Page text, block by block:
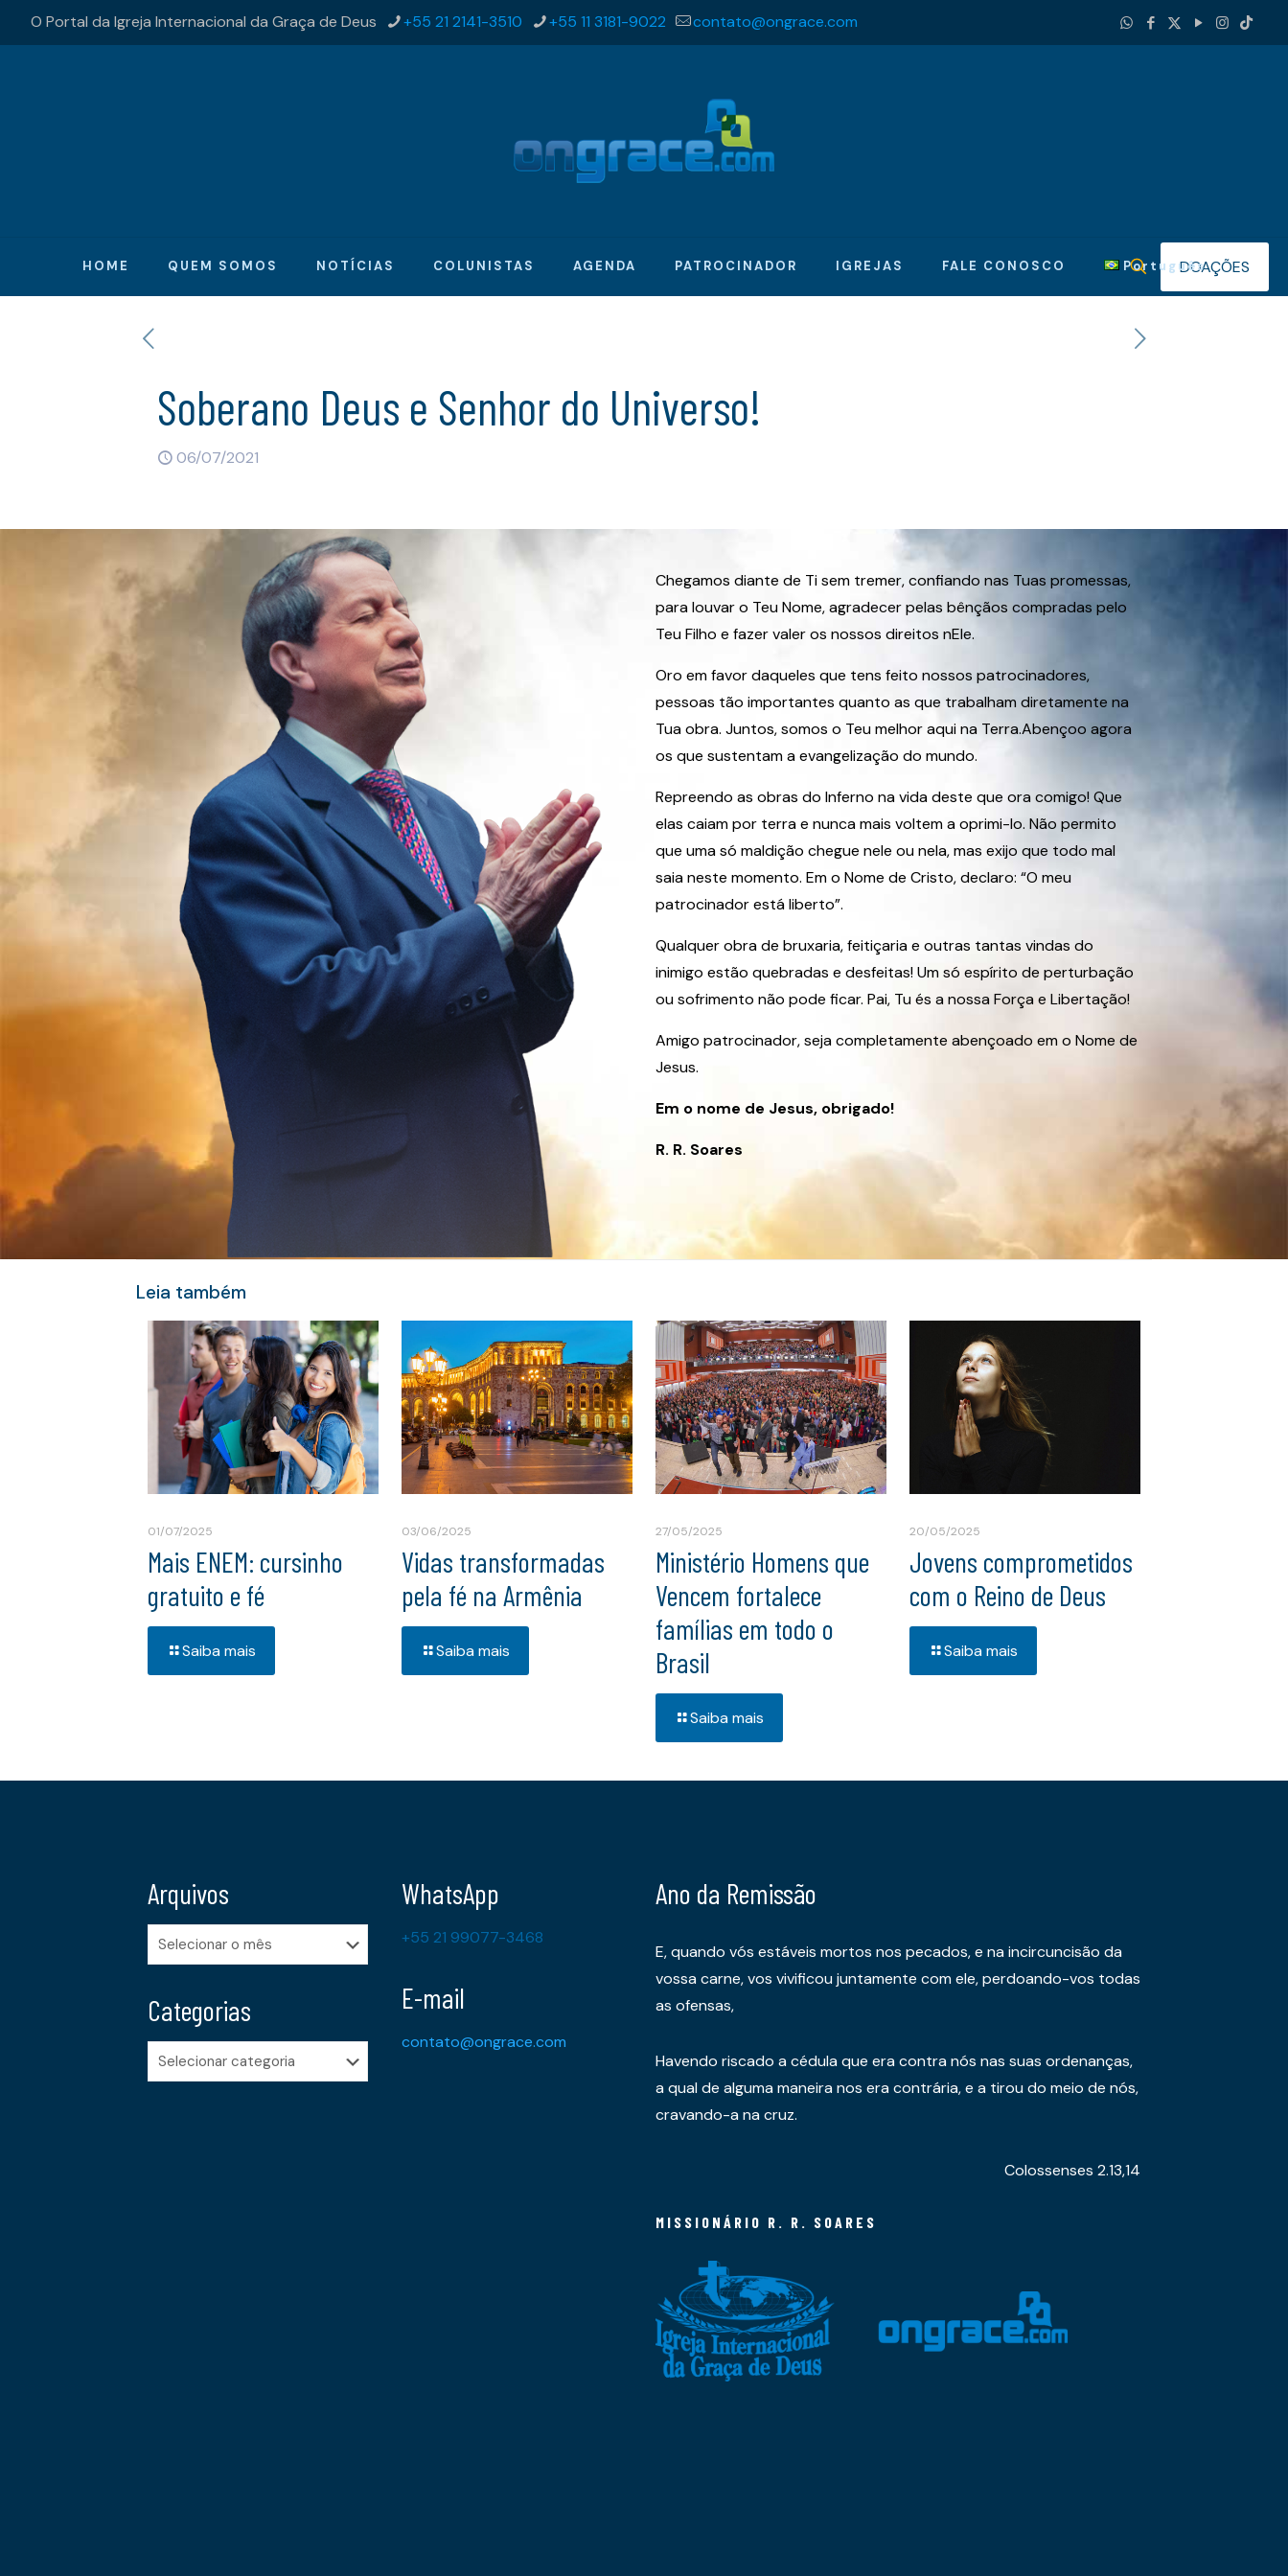
O Portal da Igreja Internacional da Graça de Deus +55 21 2141-3510 +55 11 3181-9022 contato@ongrace.com
HOME QUEM SOMOS NOTÍCIAS COLUNISTAS AGENDA PATROCINADOR IGREJAS FALE CONOSCO PortuguêsDOAÇÕES
Soberano Deus e Senhor do Universo!
06/07/2021
Chegamos diante de Ti sem tremer, confiando nas Tuas promessas,
para louvar o Teu Nome, agradecer pelas bênçãos compradas pelo
Teu Filho e fazer valer os nossos direitos nEle.
Oro em favor daqueles que tens feito nossos patrocinadores,
pessoas tão importantes quanto as que trabalham diretamente na
Tua obra. Juntos, somos o Teu melhor aqui na Terra.Abençoo agora
os que sustentam a evangelização do mundo.
Repreendo as obras do Inferno na vida deste que ora comigo! Que
elas caiam por terra e nunca mais voltem a oprimi-lo. Não permito
que uma só maldição chegue nele ou nela, mas exijo que todo mal
saia neste momento. Em o Nome de Cristo, declaro: “O meu
patrocinador está liberto”.
Qualquer obra de bruxaria, feitiçaria e outras tantas vindas do
inimigo estão quebradas e desfeitas! Um só espírito de perturbação
ou sofrimento não pode ficar. Pai, Tu és a nossa Força e Libertação!
Amigo patrocinador, seja completamente abençoado em o Nome de
Jesus.
Em o nome de Jesus, obrigado!
R. R. Soares
Leia também
01/07/2025
Mais ENEM: cursinho
gratuito e fé
Saiba mais
03/06/2025
Vidas transformadas
pela fé na Armênia
Saiba mais
27/05/2025
Ministério Homens que
Vencem fortalece
famílias em todo o
Brasil
Saiba mais
20/05/2025
Jovens comprometidos
com o Reino de Deus
Saiba mais
Arquivos
Arquivos
Categorias
Categorias
WhatsApp
+55 21 99077-3468
E-mail
contato@ongrace.com
Ano da Remissão
E, quando vós estáveis mortos nos pecados, e na incircuncisão da
vossa carne, vos vivificou juntamente com ele, perdoando-vos todas
as ofensas,
Havendo riscado a cédula que era contra nós nas suas ordenanças,
a qual de alguma maneira nos era contrária, e a tirou do meio de nós,
cravando-a na cruz.
Colossenses 2.13,14
MISSIONÁRIO R. R. SOARES